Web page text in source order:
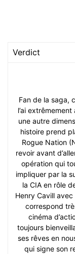
Verdict
Fan de la saga,
l’ai
une autre
histoire prend
Rogue Nation
revoir avant
opération qui
impliquer par la
la CIA en rôle
Henry Cavill
correspond
cinéma
toujours
ses rêves en
qui signe son